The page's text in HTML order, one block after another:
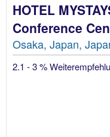
HOTEL
Conference
Osaka, Japan,
2.1 - 3 %